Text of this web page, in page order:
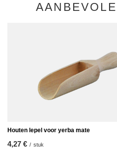
Houten lepel voor yerba mate
4,27 € / stuk